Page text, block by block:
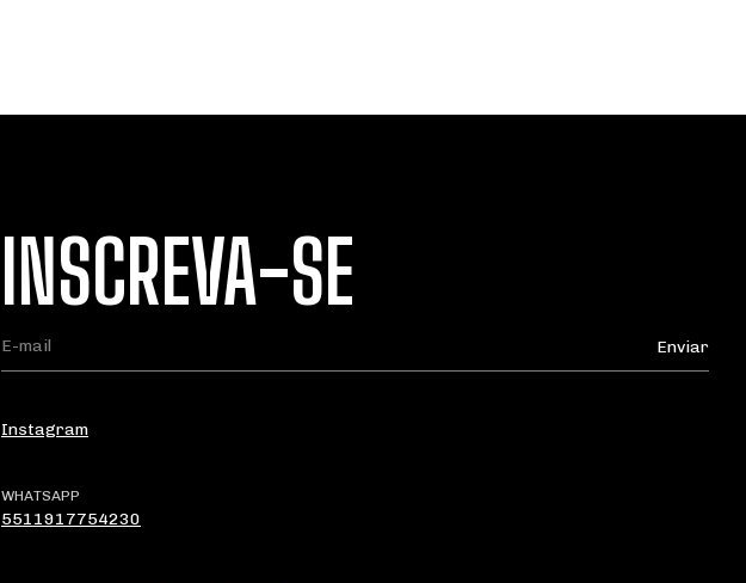
INSCREVA-SE
Instagram
WHATSAPP
5511917754230